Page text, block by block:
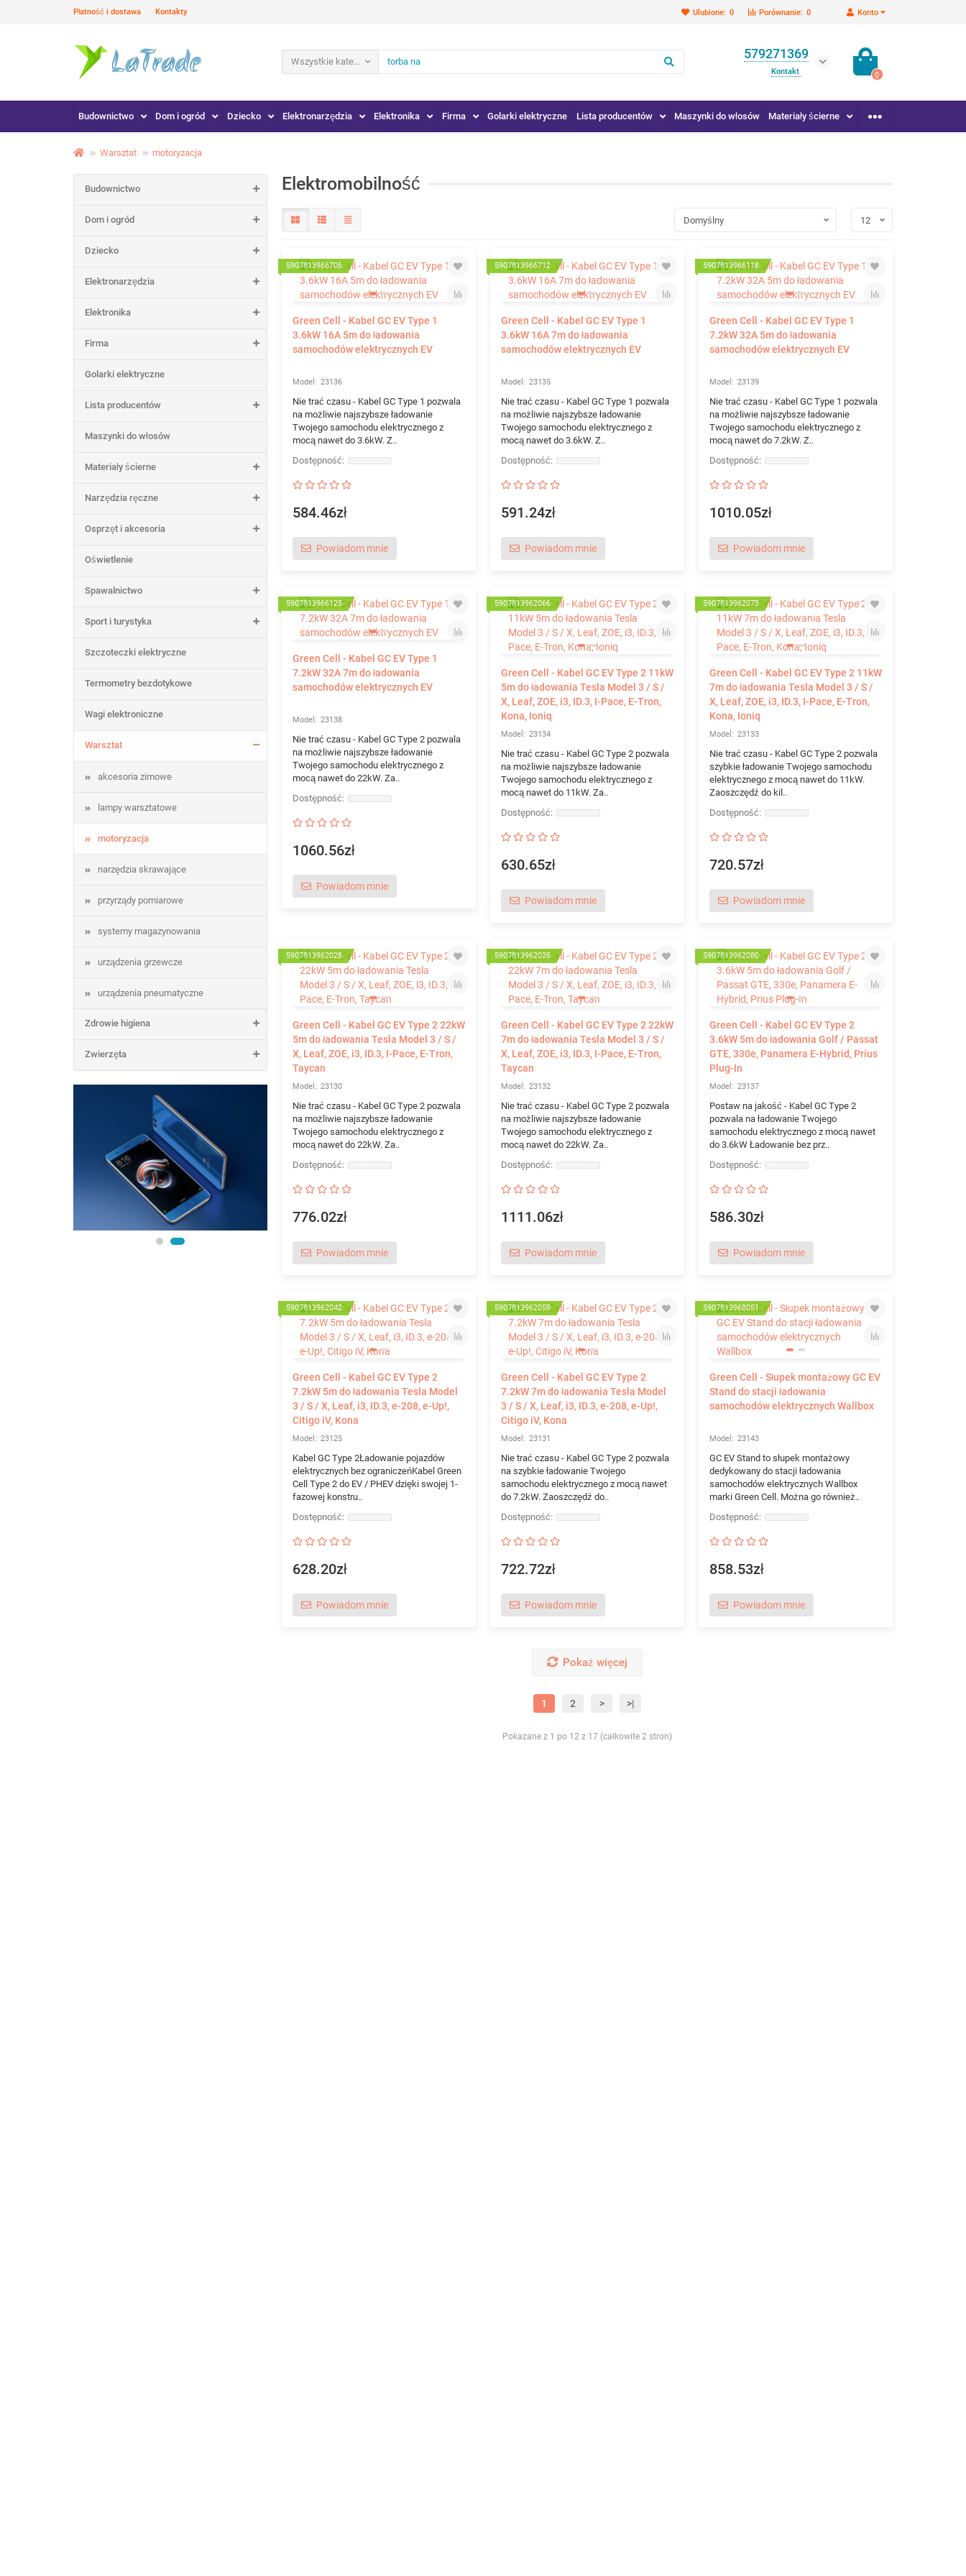
Konto
Porównanie: 0
Ulubione: 0
Płatność i dostawa Kontakty
Wszystkie kategorie
579271369
Kontakt 0
Budownictwo Dom i ogród Dziecko Elektronarzędzia Elektronika Firma Golarki elektryczne Lista producentów Maszynki do włosów Materiały ścierne
Warsztat motoryzacja
Budownictwo
Dom i ogród
Dziecko
Elektronarzędzia
Elektronika
Firma
Golarki elektryczne
Lista producentów
Maszynki do włosów
Materiały ścierne
Narzędzia ręczne
Osprzęt i akcesoria
Oświetlenie
Spawalnictwo
Sport i turystyka
Szczoteczki elektryczne
Termometry bezdotykowe
Wagi elektroniczne
Warsztat
akcesoria zimowe
lampy warsztatowe
motoryzacja
narzędzia skrawające
przyrządy pomiarowe
systemy magazynowania
urządzenia grzewcze
urządzenia pneumatyczne
Zdrowie higiena
Zwierzęta
Elektromobilność
5907813966705
Green Cell - Kabel GC EV Type 1
3.6kW 16A 5m do ładowania
samochodów elektrycznych EV
23136
Nie trać czasu - Kabel GC Type 1 pozwala
na możliwie najszybsze ładowanie
Twojego samochodu elektrycznego z
mocą nawet do 3.6kW. Z..
584.46zł
Powiadom mnie
5907813966712
Green Cell - Kabel GC EV Type 1
3.6kW 16A 7m do ładowania
samochodów elektrycznych EV
23135
Nie trać czasu - Kabel GC Type 1 pozwala
na możliwie najszybsze ładowanie
Twojego samochodu elektrycznego z
mocą nawet do 3.6kW. Z..
591.24zł
Powiadom mnie
5907813966118
Green Cell - Kabel GC EV Type 1
7.2kW 32A 5m do ładowania
samochodów elektrycznych EV
23139
Nie trać czasu - Kabel GC Type 1 pozwala
na możliwie najszybsze ładowanie
Twojego samochodu elektrycznego z
mocą nawet do 7.2kW. Z..
1010.05zł
Powiadom mnie
5907813966125
Green Cell - Kabel GC EV Type 1
7.2kW 32A 7m do ładowania
samochodów elektrycznych EV
23138
Nie trać czasu - Kabel GC Type 2 pozwala
na możliwie najszybsze ładowanie
Twojego samochodu elektrycznego z
mocą nawet do 22kW. Za..
1060.56zł
Powiadom mnie
5907813962066
Green Cell - Kabel GC EV Type 2 11kW
5m do ładowania Tesla Model 3 / S /
X, Leaf, ZOE, i3, ID.3, I-Pace, E-Tron,
Kona, Ioniq
23134
Nie trać czasu - Kabel GC Type 2 pozwala
na możliwie najszybsze ładowanie
Twojego samochodu elektrycznego z
mocą nawet do 11kW. Za..
630.65zł
Powiadom mnie
5907813962073
Green Cell - Kabel GC EV Type 2 11kW
7m do ładowania Tesla Model 3 / S /
X, Leaf, ZOE, i3, ID.3, I-Pace, E-Tron,
Kona, Ioniq
23133
Nie trać czasu - Kabel GC Type 2 pozwala
szybkie ładowanie Twojego samochodu
elektrycznego z mocą nawet do 11kW.
Zaoszczędź do kil..
720.57zł
Powiadom mnie
5907813962028
Green Cell - Kabel GC EV Type 2 22kW
5m do ładowania Tesla Model 3 / S /
X, Leaf, ZOE, i3, ID.3, I-Pace, E-Tron,
Taycan
23130
Nie trać czasu - Kabel GC Type 2 pozwala
na możliwie najszybsze ładowanie
Twojego samochodu elektrycznego z
mocą nawet do 22kW. Za..
776.02zł
Powiadom mnie
5907813962035
Green Cell - Kabel GC EV Type 2 22kW
7m do ładowania Tesla Model 3 / S /
X, Leaf, ZOE, i3, ID.3, I-Pace, E-Tron,
Taycan
23132
Nie trać czasu - Kabel GC Type 2 pozwala
na możliwie najszybsze ładowanie
Twojego samochodu elektrycznego z
mocą nawet do 22kW. Za..
1111.06zł
Powiadom mnie
5907813962080
Green Cell - Kabel GC EV Type 2
3.6kW 5m do ładowania Golf / Passat
GTE, 330e, Panamera E-Hybrid, Prius
Plug-In
23137
Postaw na jakość - Kabel GC Type 2
pozwala na ładowanie Twojego
samochodu elektrycznego z mocą nawet
do 3.6kW Ładowanie bez prz..
586.30zł
Powiadom mnie
5907813962042
Green Cell - Kabel GC EV Type 2
7.2kW 5m do ładowania Tesla Model
3 / S / X, Leaf, i3, ID.3, e-208, e-Up!,
Citigo iV, Kona
23125
Kabel GC Type 2Ładowanie pojazdów
elektrycznych bez ograniczeńKabel Green
Cell Type 2 do EV / PHEV dzięki swojej 1-
fazowej konstru..
628.20zł
Powiadom mnie
5907813962059
Green Cell - Kabel GC EV Type 2
7.2kW 7m do ładowania Tesla Model
3 / S / X, Leaf, i3, ID.3, e-208, e-Up!,
Citigo iV, Kona
23131
Nie trać czasu - Kabel GC Type 2 pozwala
na szybkie ładowanie Twojego
samochodu elektrycznego z mocą nawet
do 7.2kW. Zaoszczędź do..
722.72zł
Powiadom mnie
5907813968051
Green Cell - Słupek montażowy GC EV
Stand do stacji ładowania
samochodów elektrycznych Wallbox
23143
GC EV Stand to słupek montażowy
dedykowany do stacji ładowania
samochodów elektrycznych Wallbox
marki Green Cell. Można go również..
858.53zł
Powiadom mnie
Pokaż więcej
1 2 > >|
Pokazane z 1 po 12 z 17 (całkowite 2 stron)